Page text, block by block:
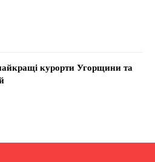
курорти Угорщини та